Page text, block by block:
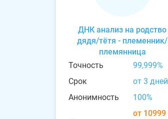
ДНК анализ на родство
дядя/тётя - племенник/
племянница
Точность
99,999%
Срок
от 3 дней
Анонимность
100%
от 10999